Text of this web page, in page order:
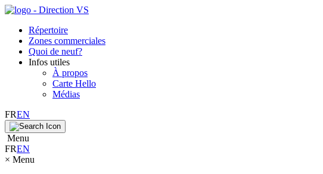
Répertoire
Zones commerciales
Quoi de neuf?
Infos utiles
À propos
Carte Hello
Médias
FREN
Menu
FREN
× Menu